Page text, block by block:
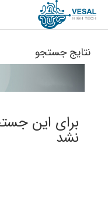
نتایج جستجو
برای این
نشد